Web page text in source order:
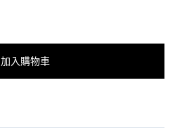
加入購物車